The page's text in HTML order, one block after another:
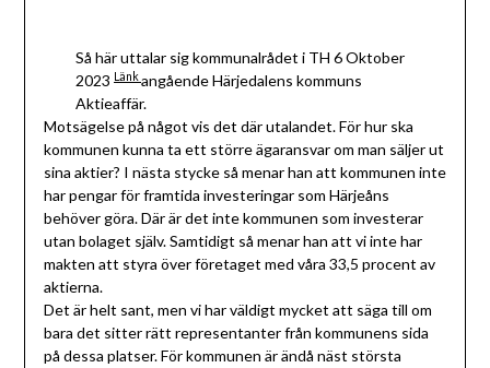
Så här uttalar sig kommunalrådet i TH 6 Oktober
2023Länkangående Härjedalens kommuns
Aktieaffär.
Motsägelse på något vis det där utalandet. För hur ska
kommunen kunna ta ett större ägaransvar om man säljer ut
sina aktier? I nästa stycke så menar han att kommunen inte
har pengar för framtida investeringar som Härjeåns
behöver göra. Där är det inte kommunen som investerar
utan bolaget själv. Samtidigt så menar han att vi inte har
makten att styra över företaget med våra 33,5 procent av
aktierna.
Det är helt sant, men vi har väldigt mycket att säga till om
bara det sitter rätt representanter från kommunens sida
på dessa platser. För kommunen är ändå näst största